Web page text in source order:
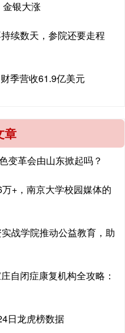
银大涨
续数天，参院还要走程
季营收61.9亿美元
章
变革会由山东掀起吗？
+，南京大学校园媒体的
战学院推动公益教育，助
自闭症康复机构全攻略：
日龙虎榜数据